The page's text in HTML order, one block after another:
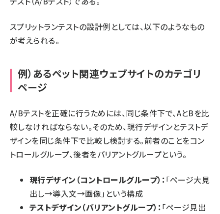
スプリットランテストの設計例としては、以下のようなもの
が考えられる。
例）あるペット関連ウェブサイトのカテゴリ
ページ
A/Bテストを正確に行うためには、同じ条件下で、AとBを比
較しなければならない。そのため、現行デザインとテストデ
ザインを同じ条件下で比較し検討する。前者のことをコン
トロールグループ、後者をバリアントグループという。
現行デザイン（コントロールグループ）：「ページ大見
出し→導入文→画像」という構成
テストデザイン（バリアントグループ）：「ページ見出